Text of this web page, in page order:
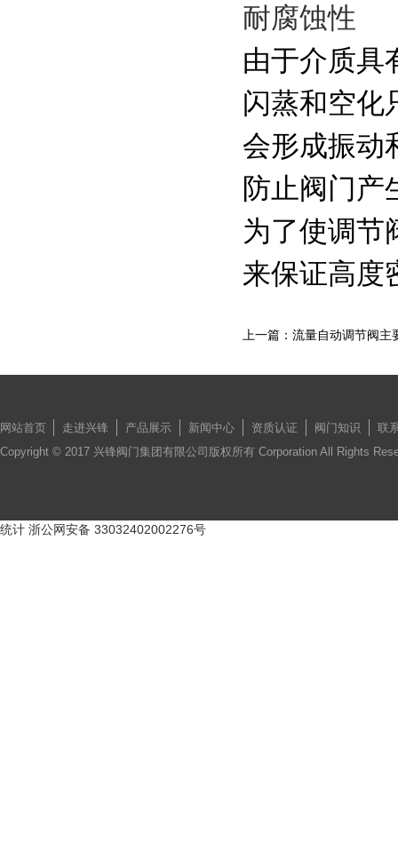
耐腐蚀性
由于介质具
闪蒸和空化
会形成振动
防止阀门产
为了使调节
来保证高度
上一篇：流量自动调节阀
网站首页 走进兴锋 产品展示 新闻中心 资质认证 阀门知识
联
Copyright © 2017 兴锋阀门集团有限公司版权所有 Corporation All Rights
统计 浙公网安备 33032402002276号